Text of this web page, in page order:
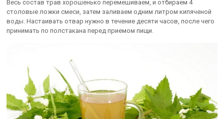
Весь состав трав хорошенько перемешиваем, и отбираем 4
столовые ложки смеси, затем заливаем одним литром кипяченой
воды. Настаивать отвар нужно в течение десяти часов, после чего
принимать по полстакана перед приемом пищи.